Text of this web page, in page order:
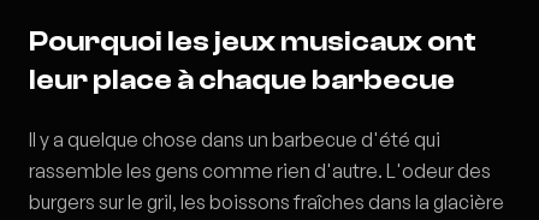
Pourquoi les jeux musicaux ont
leur place à chaque barbecue
Il y a quelque chose dans un barbecue d'été qui
rassemble les gens comme rien d'autre. L'odeur des
burgers sur le gril, les boissons fraîches dans la glacière